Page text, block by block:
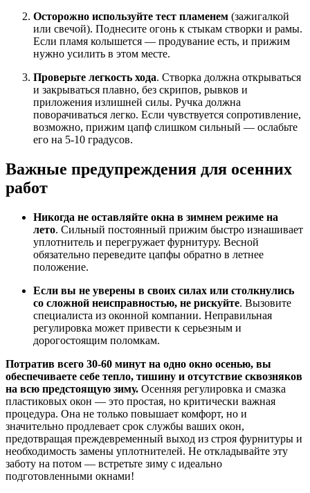
Осторожно используйте тест пламенем (зажигалкой
или свечой). Поднесите огонь к стыкам створки и рамы.
Если пламя колышется — продувание есть, и прижим
нужно усилить в этом месте.
Проверьте легкость хода. Створка должна открываться
и закрываться плавно, без скрипов, рывков и
приложения излишней силы. Ручка должна
поворачиваться легко. Если чувствуется сопротивление,
возможно, прижим цапф слишком сильный — ослабьте
его на 5-10 градусов.
Важные предупреждения для осенних
работ
Никогда не оставляйте окна в зимнем режиме на
лето. Сильный постоянный прижим быстро изнашивает
уплотнитель и перегружает фурнитуру. Весной
обязательно переведите цапфы обратно в летнее
положение.
Если вы не уверены в своих силах или столкнулись
со сложной неисправностью, не рискуйте. Вызовите
специалиста из оконной компании. Неправильная
регулировка может привести к серьезным и
дорогостоящим поломкам.
Потратив всего 30-60 минут на одно окно осенью, вы
обеспечиваете себе тепло, тишину и отсутствие сквозняков
на всю предстоящую зиму. Осенняя регулировка и смазка
пластиковых окон — это простая, но критически важная
процедура. Она не только повышает комфорт, но и
значительно продлевает срок службы ваших окон,
предотвращая преждевременный выход из строя фурнитуры и
необходимость замены уплотнителей. Не откладывайте эту
заботу на потом — встретьте зиму с идеально
подготовленными окнами!